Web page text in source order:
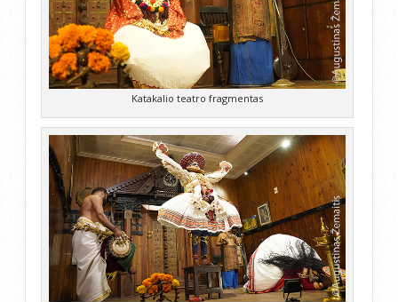
Katakalio teatro fragmentas